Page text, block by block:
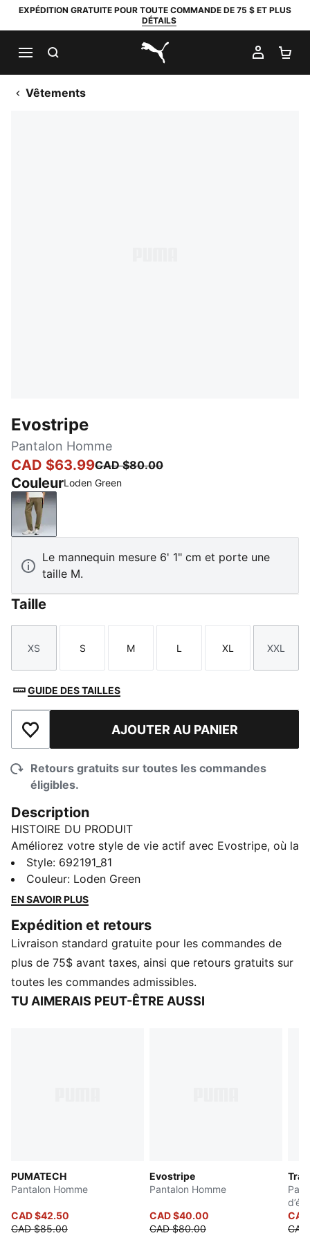
EXPÉDITION GRATUITE POUR TOUTE COMMANDE DE 75 $ ET PLUS
DÉTAILS
PUMA.com
MON
Vêtements
Evostripe
Pantalon Homme
CAD $63.99CAD $80.00
CouleurLoden Green
Loden Green
Le mannequin mesure 6' 1" cm et porte une
taille M.
Taille
Taille
XS
Taille
S
Taille
M
Taille
L
Taille
XL
Taille
XXL
GUIDE DES TAILLES
Ajouter à la liste de souhaits
AJOUTER AU PANIER
Retours gratuits sur toutes les commandes
éligibles.
Description
HISTOIRE DU PRODUIT
Améliorez votre style de vie actif avec Evostripe, où la
performance rencontre le style. Conçue pour le
mouvement et inspirée par l'univers du sport, chaque
pièce allie harmonieusement une esthétique raffinée et
innovantes. Caractérisé par son emblématique bande
Formstrip, Evostripe est la fusion parfaite entre
fonctionnalité et style, vous permettant de bouger
avec aisance et confiance.
CARACTÉRISTIQUES ET AVANTAGES
Taille : Mi-haute
Poches : Poche latérale, poche à fermeture éclair
Logo PUMA Cat
Style: 692191_81
Couleur: Loden Green
EN SAVOIR PLUS
Expédition et retours
Livraison standard gratuite pour les commandes de
plus de 75$ avant taxes, ainsi que retours gratuits sur
toutes les commandes admissibles.
TU AIMERAIS PEUT-ÊTRE AUSSI
PUMATECH
Pantalon Homme
CAD $42.50
CAD $85.00
Evostripe
Pantalon Homme
CAD $40.00
CAD $80.00